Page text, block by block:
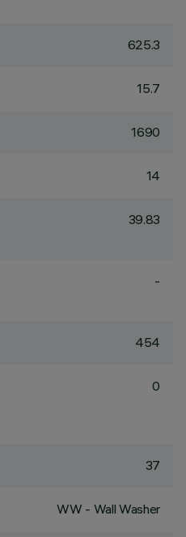
625.3
15.7
1690
14
39.83
-
454
0
37
WW - Wall Washer